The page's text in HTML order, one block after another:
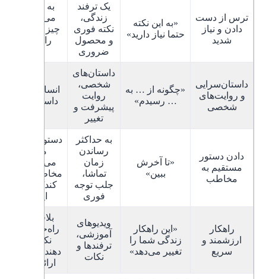
ترس از دست
دادن و نیاز
شدید
«به این نکته
حتما نیاز دارید»
یک ترفند
زندگی،
نکته فوری
و محصول
ضروری
به بیننده القا
می‌کند که در
چیز ارزشمندی
را از دست
داستان‌سرایی
و روایت‌های
شخصی
«چگونه از … به
… رسیدم»
داستان‌های
شخصی،
روایت
پیشرفت و
تغییر
انسان‌ها عاشق
داستان هستند
دادن دستور
مستقیم به
مخاطب
«تا آخرش
ببین»
به حداکثر
رساندن
زمان
تماشا،
جلب توجه
فوری
دستورالعمل‌های
مستقیم
می‌تواند توجه
مخاطب را جلب
کند/ کنجکاوی
راهکار
ارزشمند و
سریع
«این راهکار
زندگی شما را
تغییر می‌دهد»
ویدیوهای
آموزشی،
ترفندها و
نکات
بلافاصله یک
راه‌حل می‌دهد/
نکات تغییر
دهنده در زندگی
ارائه می‌دهد.